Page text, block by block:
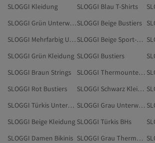
SLOGGI Kleidung
SLOGGI Blau T-Shirts
SLOGGI Grün Unterwäsche & NachtwäscheSLOGGI Beige Bustiers
SLOGGI Mehrfarbig Unterwäsche & Nachtwäsche
SLOGGI Beige Sport-BHs
SLOGGI Grün Kleidung SLOGGI Bustiers
SLOGGI Braun Strings
SLOGGI Thermounterwäsche
SLOGGI Rot Bustiers
SLOGGI Schwarz Kleidung
SLOGGI Türkis Unterwäsche & Nachtwäsche
SLOGGI Grau Unterwäsche & Nachtwäsche
SLOGGI Beige Kleidung SLOGGI Türkis BHs
SLOGGI Damen Bikinis
SLOGGI Grau Thermounterwäsche